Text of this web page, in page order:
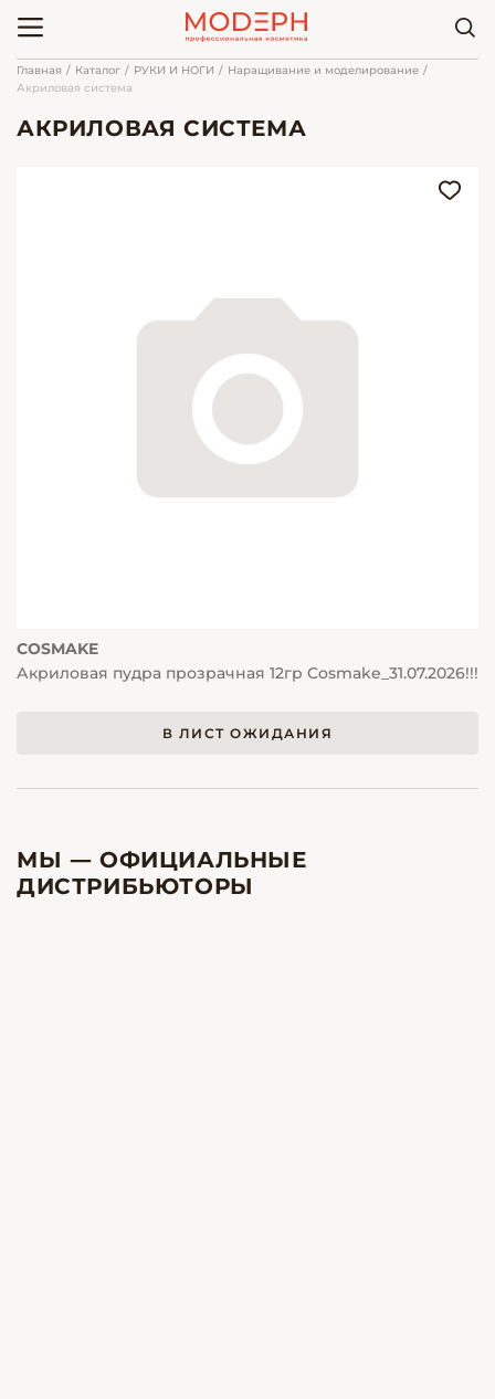
Главная Каталог РУКИ И НОГИ
Наращивание и моделирование
Акриловая система
АКРИЛОВАЯ СИСТЕМА
COSMAKE
Акриловая пудра прозрачная 12гр Cosmake_31.07.2026!!!
В ЛИСТ ОЖИДАНИЯ
МЫ — ОФИЦИАЛЬНЫЕ
ДИСТРИБЬЮТОРЫ